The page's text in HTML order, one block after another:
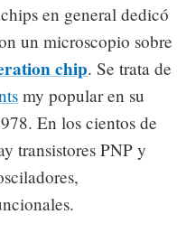
en general dedicó
un microscopio sobre
chip. Se trata de
my popular en su
En los cientos de
transistores PNP y